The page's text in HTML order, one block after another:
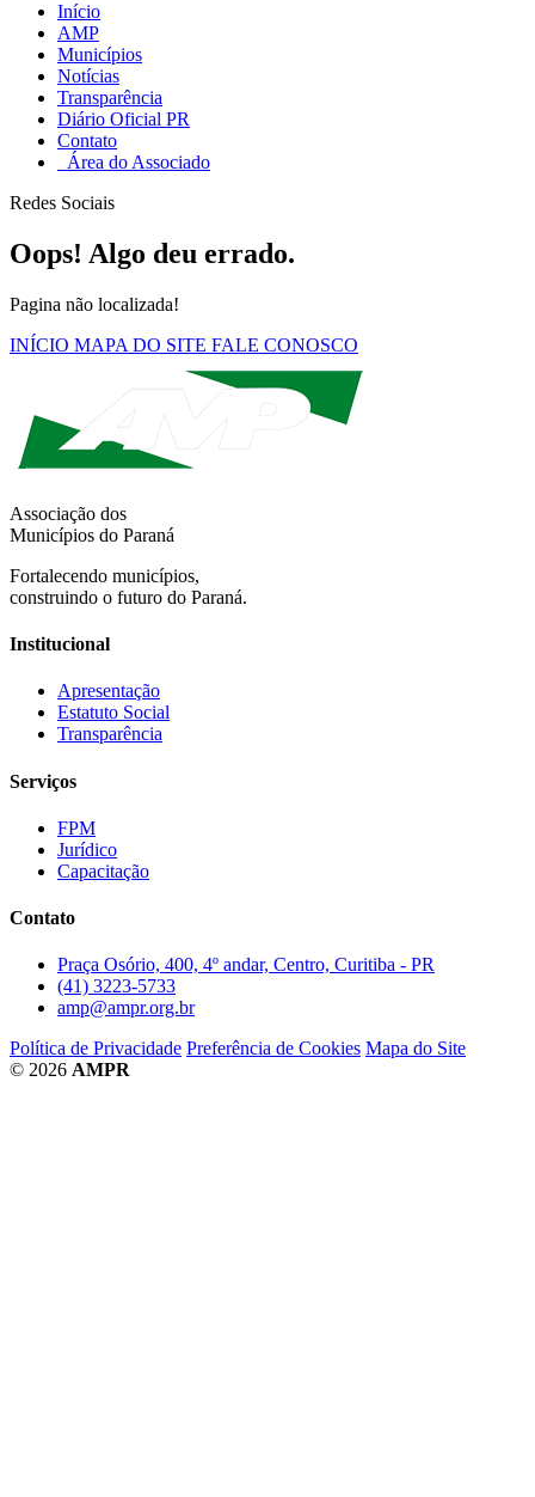
Início
AMP
Municípios
Notícias
Transparência
Diário Oficial PR
Contato
Área do Associado
Redes Sociais
Oops! Algo deu errado.
Pagina não localizada!
INÍCIO MAPA DO SITE FALE CONOSCO
Associação dos
Municípios do Paraná
Fortalecendo municípios,
construindo o futuro do Paraná.
Institucional
Apresentação
Estatuto Social
Transparência
Serviços
FPM
Jurídico
Capacitação
Contato
Praça Osório, 400, 4º andar, Centro, Curitiba - PR
(41) 3223-5733
amp@ampr.org.br
Política de Privacidade Preferência de Cookies Mapa do Site
© 2026 AMPR